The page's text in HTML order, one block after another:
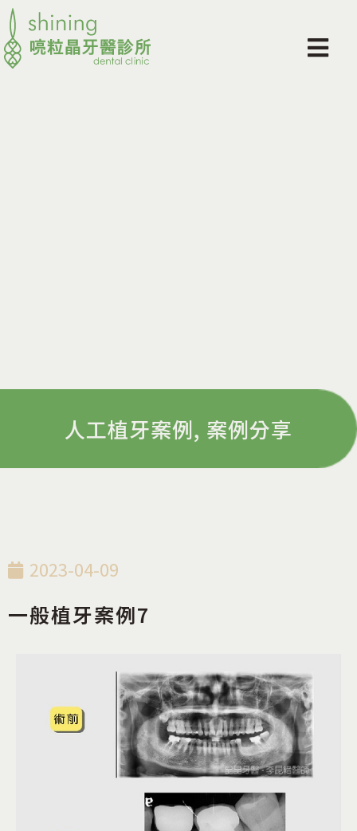
人工植牙案例, 案例分享
2023-04-09
一般植牙案例7